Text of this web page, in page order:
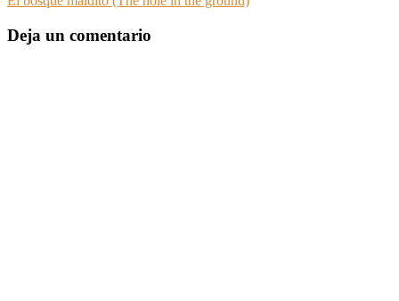
Deja un comentario